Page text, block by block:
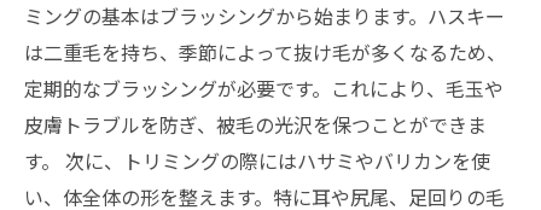
ミングの基本はブラッシングから始まります。ハスキー
は二重毛を持ち、季節によって抜け毛が多くなるため、
定期的なブラッシングが必要です。これにより、毛玉や
皮膚トラブルを防ぎ、被毛の光沢を保つことができま
す。 次に、トリミングの際にはハサミやバリカンを使
い、体全体の形を整えます。特に耳や尻尾、足回りの毛